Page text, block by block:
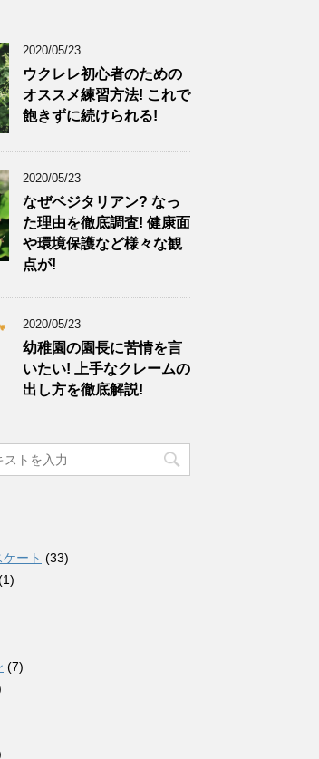
2020/05/23
ウクレレ初心者のための
オススメ練習方法! これで
飽きずに続けられる!
2020/05/23
なぜベジタリアン? なっ
た理由を徹底調査! 健康面
や環境保護など様々な観
点が!
2020/05/23
幼稚園の園長に苦情を言
いたい! 上手なクレームの
出し方を徹底解説!
ート (33)
(7)